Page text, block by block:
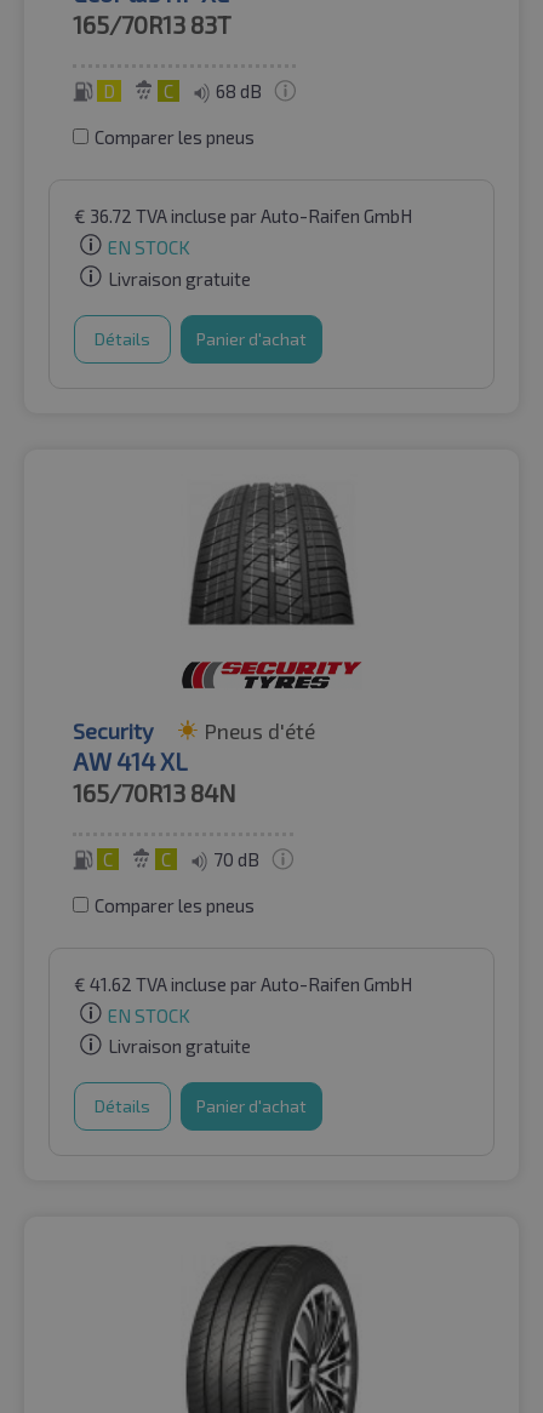
165/70R13 83T
D C 68 dB
Comparer les pneus
€ 36.72 TVA incluse par Auto-Raifen GmbH
EN STOCK
Livraison gratuite
Détails Panier d'achat
Security Pneus d'été
AW 414 XL
165/70R13 84N
C C 70 dB
Comparer les pneus
€ 41.62 TVA incluse par Auto-Raifen GmbH
EN STOCK
Livraison gratuite
Détails Panier d'achat